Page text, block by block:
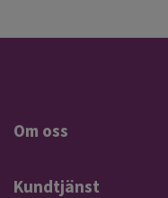
Om oss
Kundtjänst